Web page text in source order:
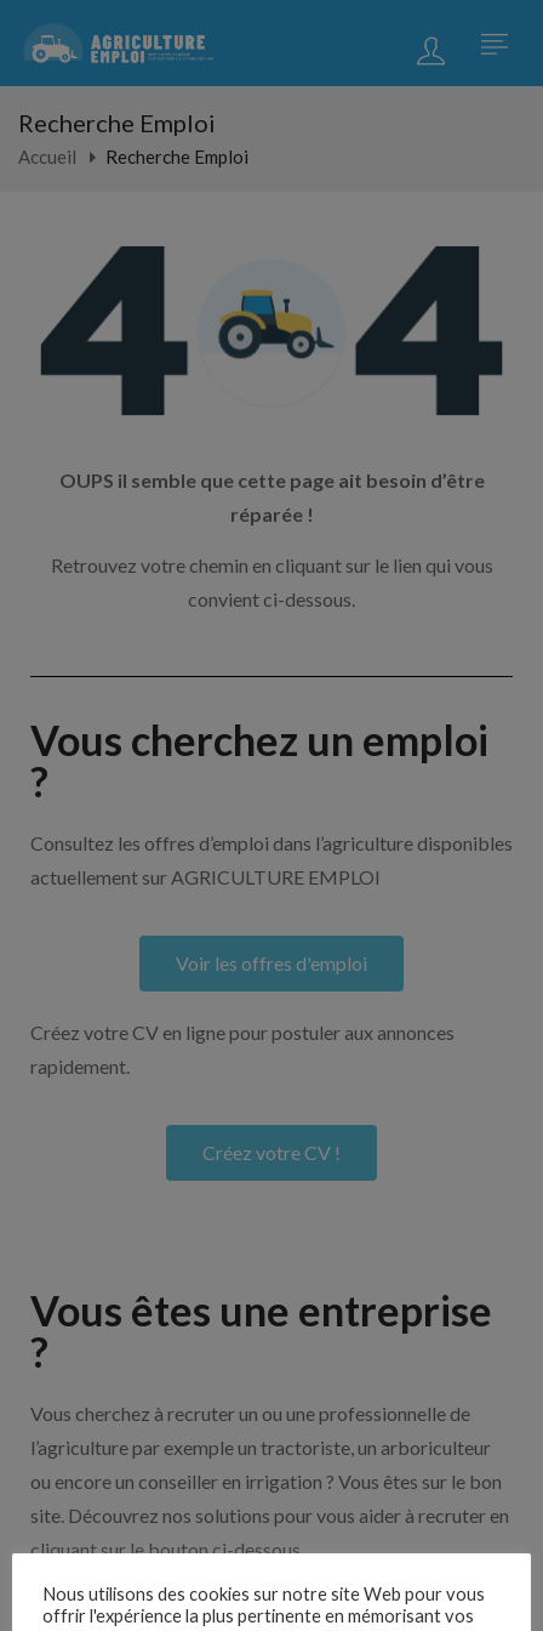
Recherche Emploi
Accueil Recherche Emploi
OUPS il semble que cette page ait besoin d’être
réparée !
Retrouvez votre chemin en cliquant sur le lien qui vous
convient ci-dessous.
Vous cherchez un emploi
?
Consultez les offres d’emploi dans l’agriculture disponibles
actuellement sur AGRICULTURE EMPLOI
Voir les offres d'emploi
Créez votre CV en ligne pour postuler aux annonces
rapidement.
Créez votre CV !
Vous êtes une entreprise
?
Vous cherchez à recruter un ou une professionnelle de
l’agriculture par exemple un tractoriste, un arboriculteur
ou encore un conseiller en irrigation ? Vous êtes sur le bon
site. Découvrez nos solutions pour vous aider à recruter en
cliquant sur le bouton ci-dessous.
Nos solutions entreprises
Nous utilisons des cookies sur notre site Web pour vous
offrir l'expérience la plus pertinente en mémorisant vos